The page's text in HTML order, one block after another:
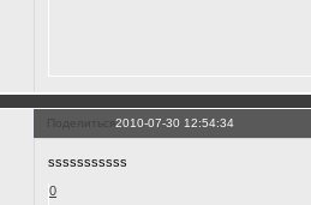
Поделиться2010-07-30 12:54:34
sssssssssss
0